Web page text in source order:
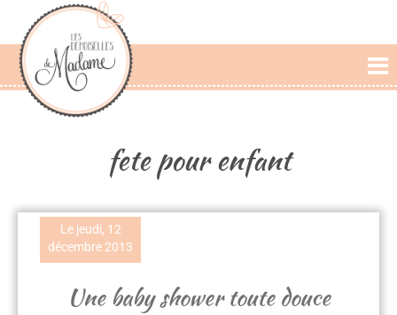
CÉRÉMONIE LAIQUE
PHOTOS DE MARIAGE
fete pour enfant
Une baby shower toute douce
Le jeudi, 12
décembre 2013